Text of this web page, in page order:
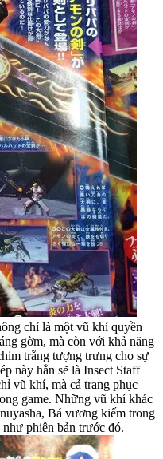
chỉ là một vũ khí quyền
gờm, mà còn với khả năng
trắng tượng trưng cho sự
này hẳn sẽ là Insect Staff
vũ khí, mà cả trang phục
game. Những vũ khí khác
Bá vương kiếm trong
phiên bản trước đó.